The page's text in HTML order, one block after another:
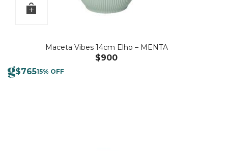
Maceta Vibes 14cm Elho – MENTA
$900
$76515% OFF